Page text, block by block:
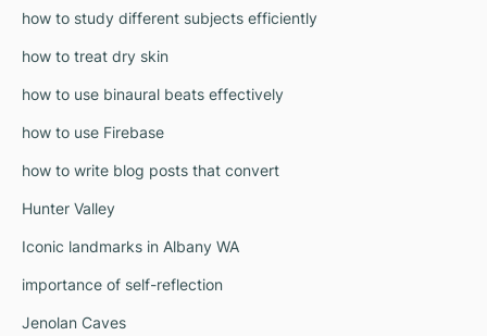
how to study different subjects efficiently
how to treat dry skin
how to use binaural beats effectively
how to use Firebase
how to write blog posts that convert
Hunter Valley
Iconic landmarks in Albany WA
importance of self-reflection
Jenolan Caves